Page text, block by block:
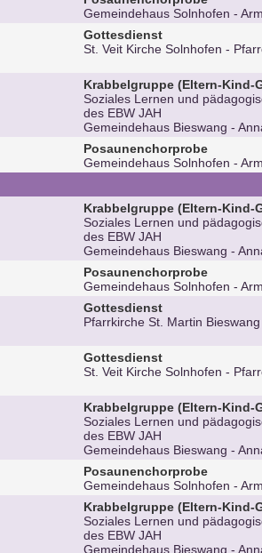
Gemeindehaus Solnhofen
Gottesdienst
St. Veit Kirche Solnhofen
Krabbelgruppe (Eltern-Kind-
Soziales Lernen und
des EBW JAH
Gemeindehaus Bieswang
Posaunenchorprobe
Gemeindehaus Solnhofen
Krabbelgruppe (Eltern-Kind-
Soziales Lernen und
des EBW JAH
Gemeindehaus Bieswang
Posaunenchorprobe
Gemeindehaus Solnhofen
Gottesdienst
Pfarrkirche St. Martin Bieswang
Gottesdienst
St. Veit Kirche Solnhofen
Krabbelgruppe (Eltern-Kind-
Soziales Lernen und
des EBW JAH
Gemeindehaus Bieswang
Posaunenchorprobe
Gemeindehaus Solnhofen
Krabbelgruppe (Eltern-Kind-
Soziales Lernen und
des EBW JAH
Gemeindehaus Bieswang